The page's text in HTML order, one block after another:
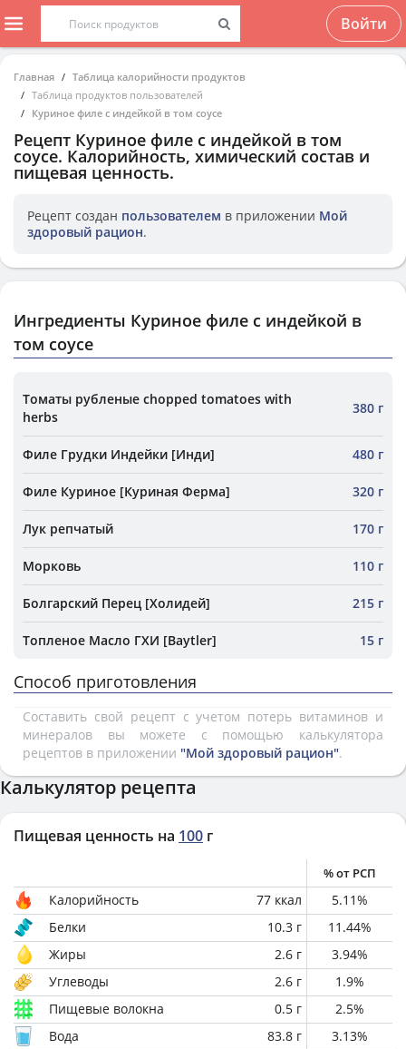
Войти
Главная
Таблица калорийности продуктов
Таблица продуктов пользователей
Куриное филе с индейкой в том соусе
Рецепт Куриное филе с индейкой в том
соусе. Калорийность, химический состав и
пищевая ценность.
Рецепт создан пользователем в приложении Мой
здоровый рацион.
Ингредиенты Куриное филе с индейкой в
том соусе
Томаты рубленые chopped tomatoes with
herbs
380 г
Филе Грудки Индейки [Инди] 480 г
Филе Куриное [Куриная Ферма] 320 г
Лук репчатый 170 г
Морковь 110 г
Болгарский Перец [Холидей] 215 г
Топленое Масло ГХИ [Baytler] 15 г
Способ приготовления
Составить свой рецепт с учетом потерь витаминов и
минералов вы можете с помощью калькулятора
рецептов в приложении "Мой здоровый рацион".
Калькулятор рецепта
Пищевая ценность на 100 г
% от РСП
Калорийность 77 ккал 5.11%
Белки
10.3 г 11.44%
Жиры
2.6 г 3.94%
Углеводы
2.6 г 1.9%
Пищевые волокна
0.5 г 2.5%
Вода
83.8 г 3.13%